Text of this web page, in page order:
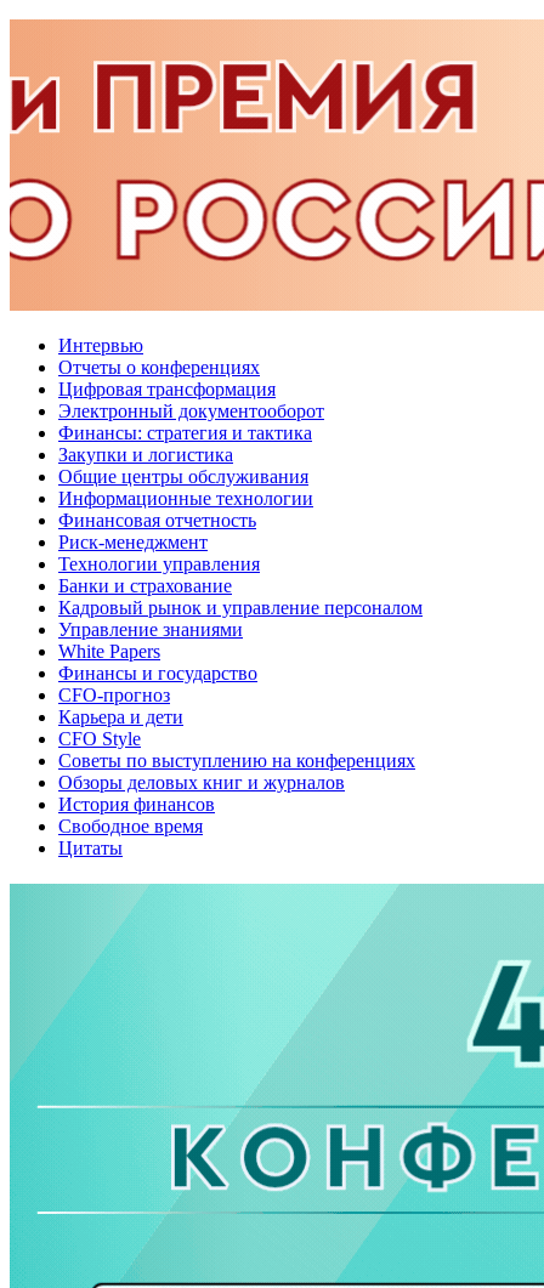
Интервью
Отчеты о конференциях
Цифровая трансформация
Электронный документооборот
Финансы: стратегия и тактика
Закупки и логистика
Общие центры обслуживания
Информационные технологии
Финансовая отчетность
Риск-менеджмент
Технологии управления
Банки и страхование
Кадровый рынок и управление персоналом
Управление знаниями
White Papers
Финансы и государство
CFO-прогноз
Карьера и дети
CFO Style
Советы по выступлению на конференциях
Обзоры деловых книг и журналов
История финансов
Свободное время
Цитаты